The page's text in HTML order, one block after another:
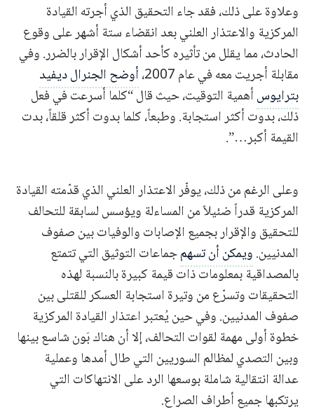
وعلاوة على ذلك، فقد جاء التحقيق الذي أجرته القيادة
المركزية والاعتذار العلني بعد انقضاء ستة أشهر على وقوع
الحادث، مما يقلل من تأثيره كأحد أشكال الإقرار بالضرر. وفي
مقابلة أجريت معه في عام 2007،
أوضح الجنرال ديفيد
بترايوسأهمية التوقيت، حيث قال “كلما أسرعت في فعل
ذلك، بدوت أكثر استجابة. وطبعاً، كلما بدوت أكثر قلقاً، بدت
القيمة أكبر…”.
وعلى الرغم من ذلك، يوفّر الاعتذار العلني الذي قدّمته القيادة
المركزية قدراً ضئيلاً من المساءلة ويؤسس لسابقة للتحالف
للتحقيق والإقرار بجميع الإصابات والوفيات بين صفوف
المدنيين.ويمكن أن تسهمجماعات التوثيق التي تتمتع
بالمصداقية بمعلومات ذات قيمة كبيرة بالنسبة لهذه
التحقيقات وتسرّع من وتيرة استجابة العسكر للقتلى بين
صفوف المدنيين. وفي حين يُعتبر اعتذار القيادة المركزية
خطوة أولى مهمة لقوات التحالف، إلا أن هناك بَون شاسع بينها
وبين التصدي لمظالم السوريين التي طال أمدها وعملية
عدالة انتقالية شاملة بوسعها الرد على الانتهاكات التي
يرتكبها جميع أطراف الصراع.